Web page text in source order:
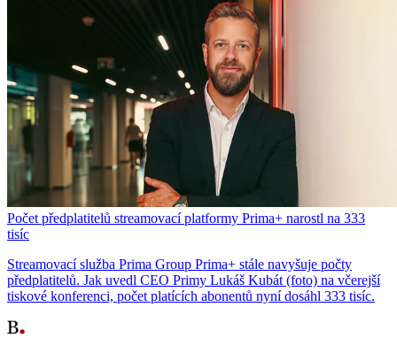
Počet předplatitelů streamovací platformy Prima+ narostl na 333
tisíc
Streamovací služba Prima Group Prima+ stále navyšuje počty
předplatitelů. Jak uvedl CEO Primy Lukáš Kubát (foto) na včerejší
tiskové konferenci, počet platících abonentů nyní dosáhl 333 tisíc.